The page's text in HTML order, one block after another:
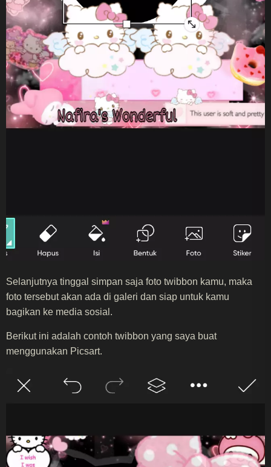
Selanjutnya tinggal simpan saja foto twibbon kamu, maka
foto tersebut akan ada di galeri dan siap untuk kamu
bagikan ke media sosial.
Berikut ini adalah contoh twibbon yang saya buat
menggunakan Picsart.